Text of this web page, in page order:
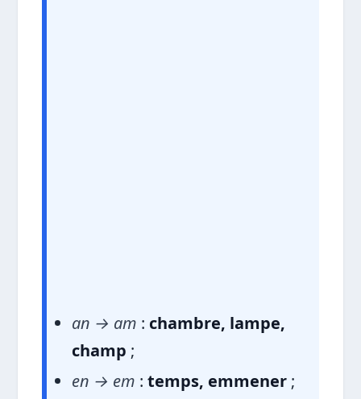
an → am : chambre, lampe,
champ ;
en → em :temps, emmener ;